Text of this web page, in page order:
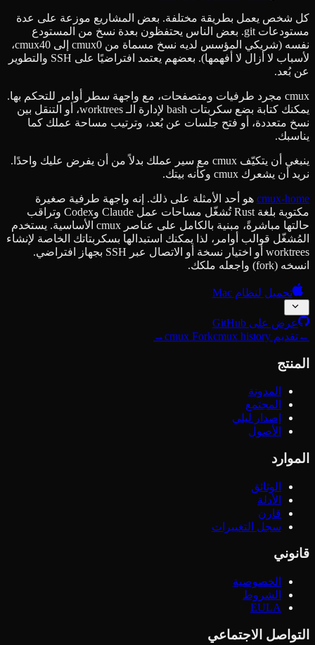
كل شخص يعمل بطريقة مختلفة. بعض المشاريع موزعة على عدة
مستودعات git. بعض الناس يحتفظون بعدة نسخ من المستودع
نفسه (شريكي المؤسس لديه نسخ مسماة من cmux0 إلى cmux40،
لأسباب لا أزال لا أفهمها). بعضهم يعتمد افتراضيًا على SSH والتطوير
عن بُعد.
cmux مجرد طرفيات ومتصفحات، مع واجهة سطر أوامر للتحكم بها.
يمكنك كتابة بضع سكربتات bash لإدارة الـ worktrees، أو التنقل بين
نسخ متعددة، أو فتح جلسات عن بُعد، وترتيب مساحة عملك كما
يناسبك.
ينبغي أن يتكيّف cmux مع سير عملك بدلاً من أن يفرض عليك واحدًا.
نريد أن يشعرك cmux وكأنه بيتك.
cmux-home هو أحد الأمثلة على ذلك. إنه واجهة طرفية صغيرة
مكتوبة بلغة Rust تُشغّل مساحات عمل Claude وCodex وتراقب
حالتها مباشرةً، مبنية بالكامل على عناصر cmux الأساسية. يستخدم
المُشغّل قوالب أوامر، لذا يمكنك استبدالها بسكربتاتك الخاصة لإنشاء
worktrees أو اختيار نسخة أو الاتصال عبر SSH بجهاز افتراضي.
انسخه (fork) واجعله ملكك.
تحميل لنظام Mac
عرض على GitHub
←تقديم cmux Fork cmux history
→
المنتج
المدونة
المجتمع
إصدار ليلي
الأصول
الموارد
الوثائق
الأدلة
قارن
سجل التغييرات
قانوني
الخصوصية
الشروط
EULA
التواصل الاجتماعي